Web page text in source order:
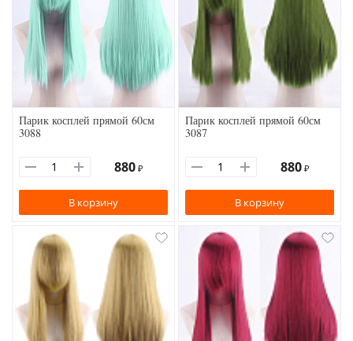
Парик косплей прямой 60см
3088
880 ₽
В корзину
Парик косплей прямой 60см
3087
880 ₽
В корзину